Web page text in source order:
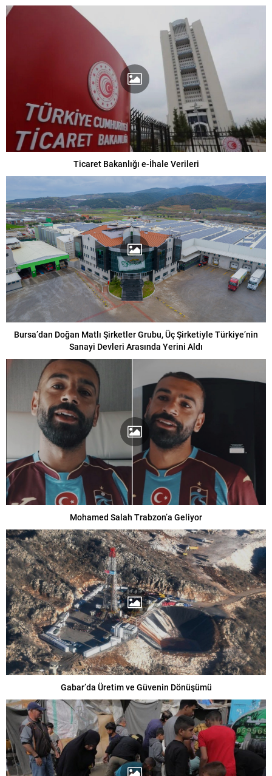
Ticaret Bakanlığı e-İhale Verileri
Bursa’dan Doğan Matlı Şirketler Grubu, Üç Şirketiyle Türkiye’nin
Sanayi Devleri Arasında Yerini Aldı
Mohamed Salah Trabzon’a Geliyor
Gabar’da Üretim ve Güvenin Dönüşümü